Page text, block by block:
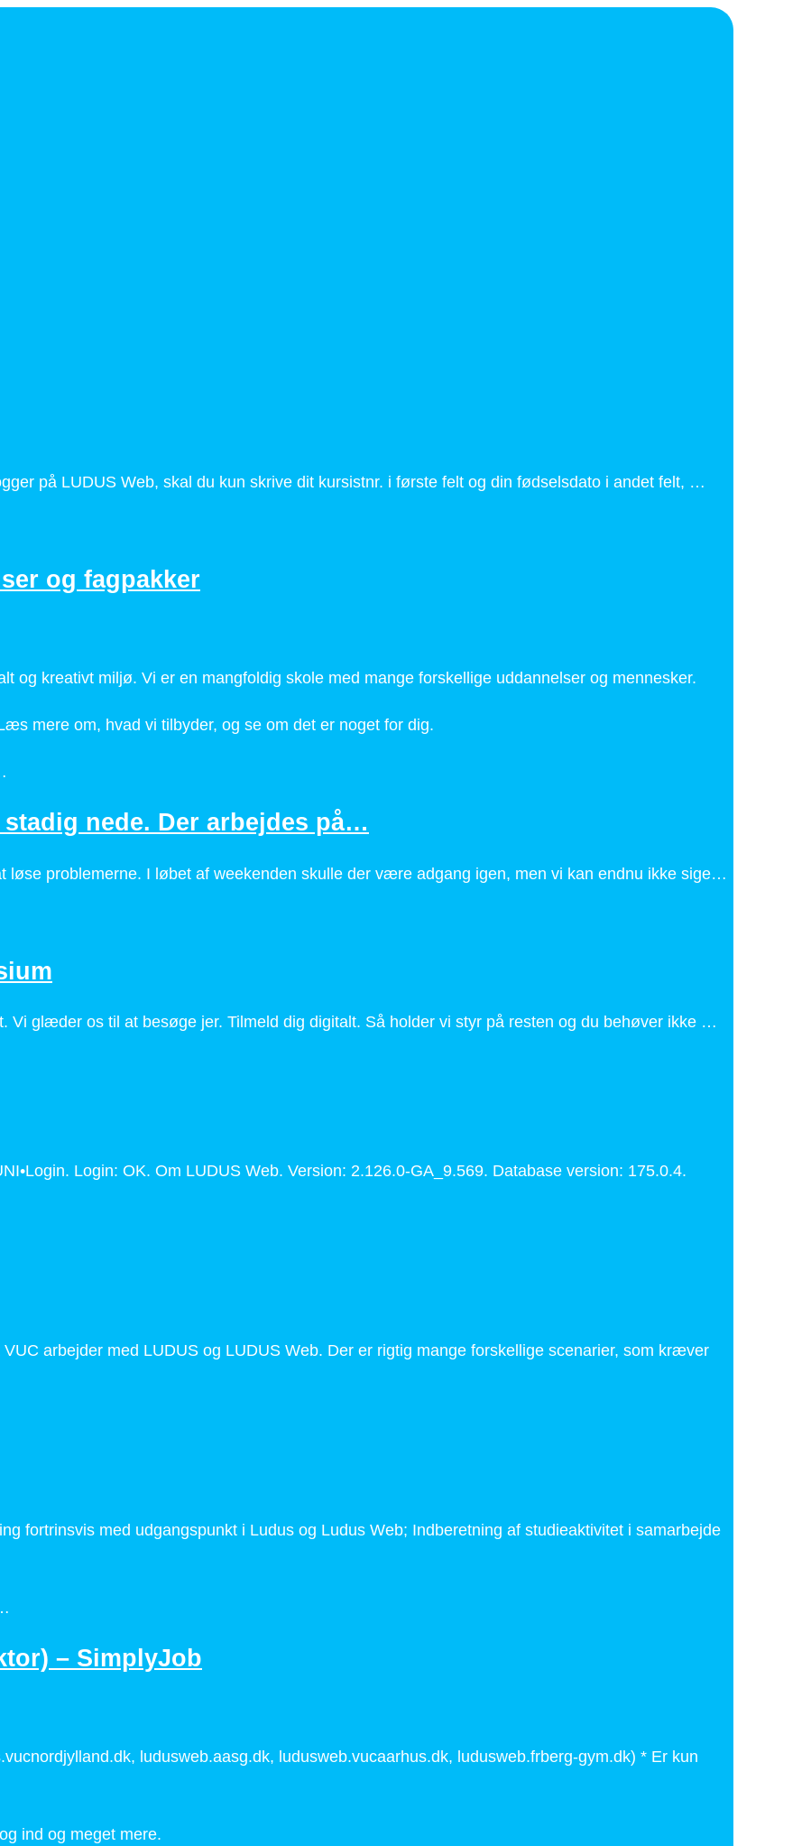
på LUDUS Web, skal du kun skrive dit kursistnr. i første felt og din fødselsdato i andet felt, …
og fagpakker
og kreativt miljø. Vi er en mangfoldig skole med mange forskellige uddannelser og mennesker.
mere om, hvad vi tilbyder, og se om det er noget for dig.
nede. Der arbejdes på…
løse problemerne. I løbet af weekenden skulle der være adgang igen, men vi kan endnu ikke sige…
Vi glæder os til at besøge jer. Tilmeld dig digitalt. Så holder vi styr på resten og du behøver ikke …
Login: OK. Om LUDUS Web. Version: 2.126.0-GA_9.569. Database version: 175.0.4.
arbejder med LUDUS og LUDUS Web. Der er rigtig mange forskellige scenarier, som kræver
fortrinsvis med udgangspunkt i Ludus og Ludus Web; Indberetning af studieaktivitet i samarbejde
– SimplyJob
ludusweb.aasg.dk, ludusweb.vucaarhus.dk, ludusweb.frberg-gym.dk) * Er kun
ind og meget mere.